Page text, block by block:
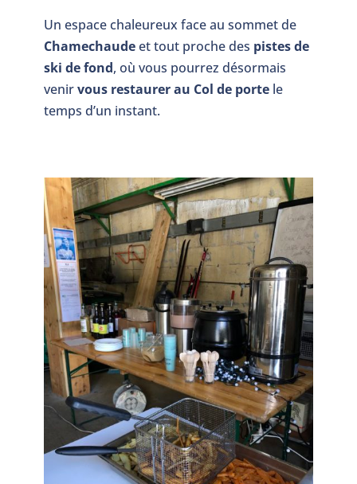
Un espace chaleureux face au sommet de
Chamechaudeet tout proche des pistes de
ski de fond, où vous pourrez désormais
venirvous restaurer au Col de portele
temps d’un instant.